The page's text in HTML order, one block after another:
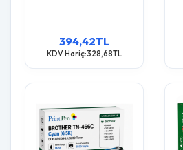
394,42TL
KDV Hariç:328,68TL